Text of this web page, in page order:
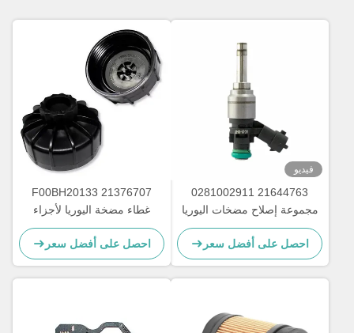
فيديو
21644763 0281002911
مجموعة إصلاح مضخات اليوريا
للشاحنات قطع مضخات اليوريا
احصل على أفضل سعر
21376707 F00BH20133
غطاء مضخة اليوريا لأجزاء
مضخة الغاز
احصل على أفضل سعر